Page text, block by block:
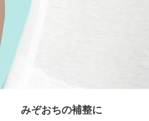
みぞおちの補整に